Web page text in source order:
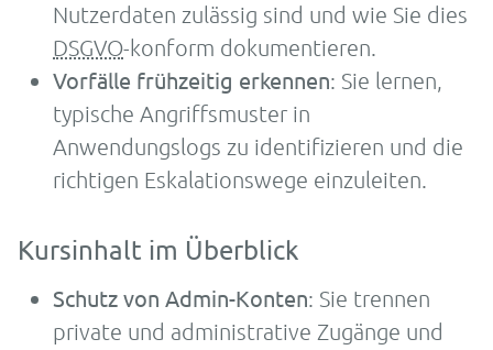
Nutzerdaten zulässig sind und wie Sie dies
DSGVO-konform dokumentieren.
Vorfälle frühzeitig erkennen: Sie lernen,
typische Angriffsmuster in
Anwendungslogs zu identifizieren und die
richtigen Eskalationswege einzuleiten.
Kursinhalt im Überblick
Schutz von Admin-Konten: Sie trennen
private und administrative Zugänge und